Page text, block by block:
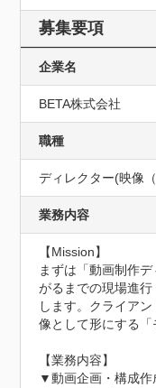
募集要項
企業名
BETA株式会社
職種
ディレクター(映像
業務内容
【Mission】
まずは「動画制作
がるまでの現場進
します。クライア
像として形にする「
【業務内容】
▼動画企画・構成作